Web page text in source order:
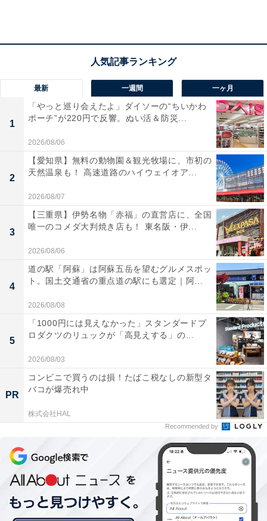
してバンズからはみ出るとり竜田。これでもか！ という
ほどのボリュームです。
気になるレモン
最新 一週間 一ヶ月
1
「やっと巡り会えたよ」ダイソーの“ちいかわ
ポーチ”が220円で反響。ぬい活＆防災...
2026/08/06
2
【愛知県】無料の動物園＆観光牧場に、市初の
天然温泉も！ 高速道路のハイウェイオア...
2026/08/07
3
【三重県】伊勢名物「赤福」の直営店に、全国
唯一のコメダ大判焼き店も！ 東名阪・伊...
2026/08/06
4
道の駅「阿蘇」は阿蘇五岳を望むグルメスポッ
ト。国土交通省の重点道の駅にも選定｜阿...
2026/08/08
5
「1000円には見えなかった」スタンダードプ
ロダクツのリュックが「高見えする」の...
2026/08/03
PR
コンビニで買うのは損！たばこ税なしの新型タ
バコが爆売れ中
株式会社HAL
Recommended by